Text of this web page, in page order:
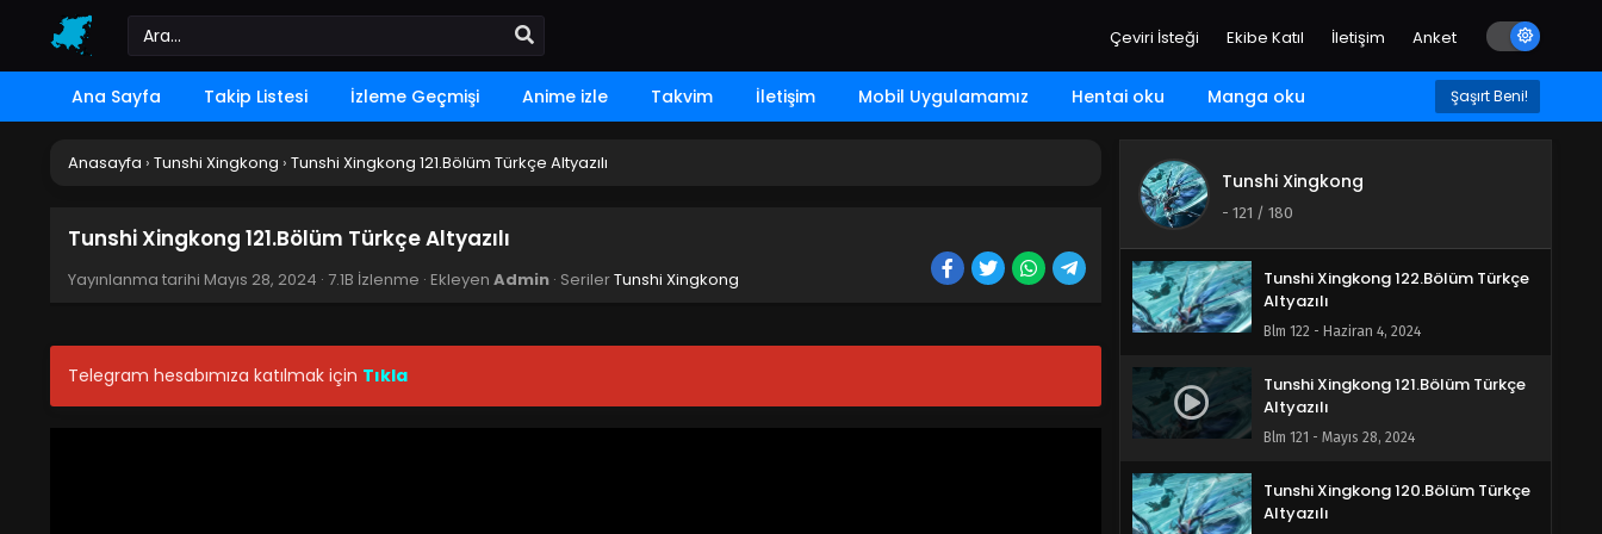
Çeviri İsteği Ekibe Katıl İletişim Anket
Ana Sayfa Takip Listesi İzleme Geçmişi Anime izle Takvim İletişim Mobil Uygulamamız Hentai oku Manga oku Şaşırt Beni!
Anasayfa › Tunshi Xingkong › Tunshi Xingkong 121.Bölüm Türkçe Altyazılı
Tunshi Xingkong 121.Bölüm Türkçe Altyazılı
Yayınlanma tarihi Mayıs 28, 2024 · 7.1B İzlenme · Ekleyen Admin · SerilerTunshi Xingkong
Telegram hesabımıza katılmak için Tıkla
Tunshi Xingkong
- 121 / 180
Tunshi Xingkong 124.Bölüm Türkçe
Blm 124 - Tunshi Xingkong 124.Bölüm
Türkçe Altyazılı - Haziran 18, 2024
Tunshi Xingkong 123.Bölüm Türkçe
Altyazılı
Tunshi Xingkong 122.Bölüm Türkçe
Altyazılı
Blm 122 - Haziran 4, 2024
Tunshi Xingkong 121.Bölüm Türkçe
Altyazılı
Blm 121 - Mayıs 28, 2024
Tunshi Xingkong 120.Bölüm Türkçe
Altyazılı